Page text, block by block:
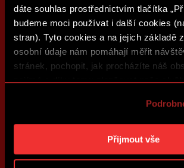
dáte souhlas prostřednictvím tlačítka
budeme moci používat i další cookies
stran). Tyto cookies a na jejich základě
osobní údaje nám pomáhají měřit
stránek, pochopit, jak procházíte náš
zajímá a díky tomu zlepšovat naše
reklamu na základě Vašich preferencí.
cookies a účely zpracování si můžete
„Podrobném nastavení“. Nastavení
kdykoliv změnit. Jak takovou úpravu
Přijmout vše